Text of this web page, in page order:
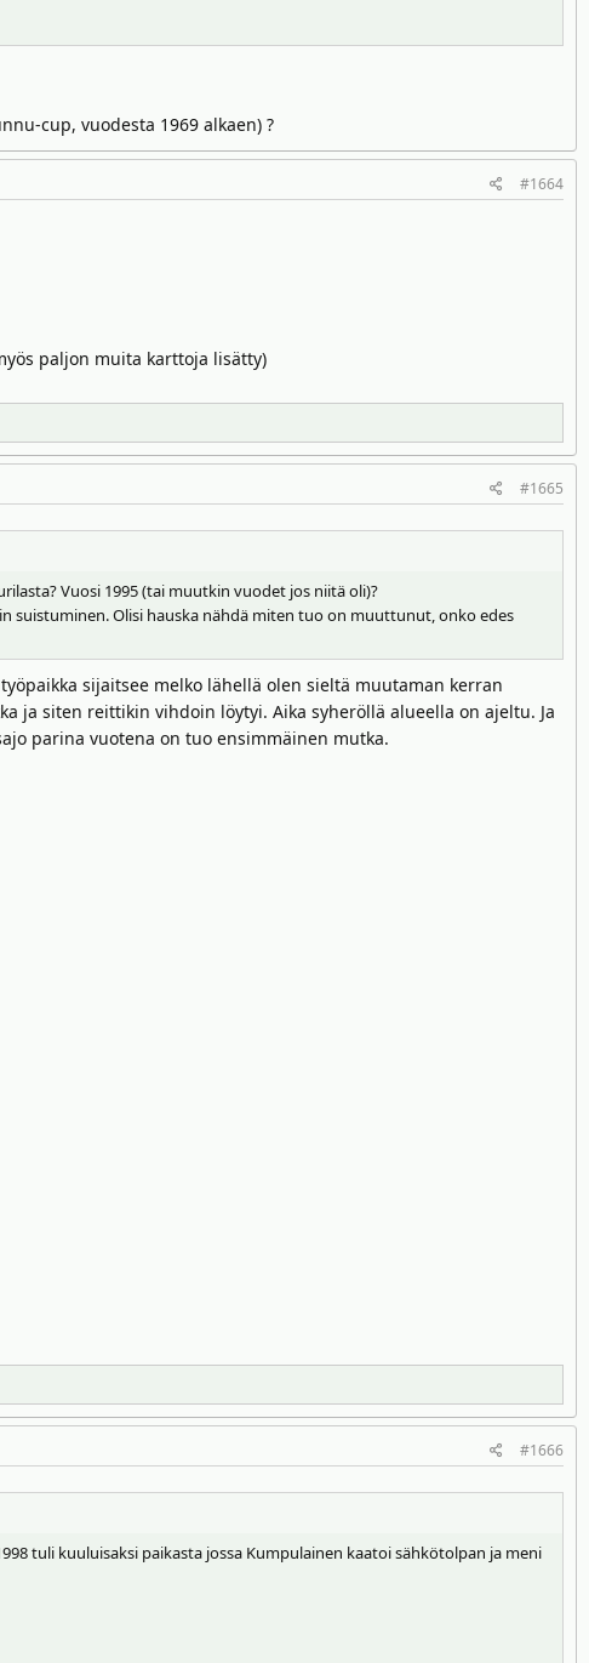
cup, vuodesta 1969 alkaen) ?
#1664
paljon muita karttoja lisätty)
#1665
Vuosi 1995 (tai muutkin vuodet jos niitä oli)?
suistuminen. Olisi hauska nähdä miten tuo on muuttunut, onko edes
sijaitsee melko lähellä olen sieltä muutaman kerran
ja siten reittikin vihdoin löytyi. Aika syheröllä alueella on ajeltu. Ja
parina vuotena on tuo ensimmäinen mutka.
#1666
tuli kuuluisaksi paikasta jossa Kumpulainen kaatoi sähkötolpan ja meni